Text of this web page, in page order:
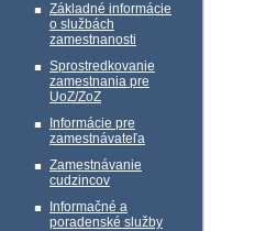
Základné informácie
o službách
zamestnanosti
Sprostredkovanie
zamestnania pre
UoZ/ZoZ
Informácie pre
zamestnávateľa
Zamestnávanie
cudzincov
Informačné a
poradenské služby